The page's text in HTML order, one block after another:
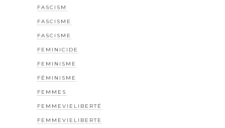
FASCISM
FASCISME
FASCISME
FEMINICIDE
FEMINISME
FÉMINISME
FEMMES
FEMMEVIELIBERTÉ
FEMMEVIELIBERTE